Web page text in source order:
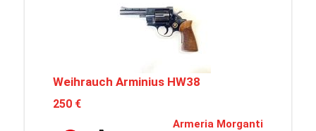
Weihrauch Arminius HW38
250 €
Armeria Morganti